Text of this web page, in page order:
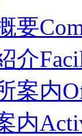
要
介
案内
内